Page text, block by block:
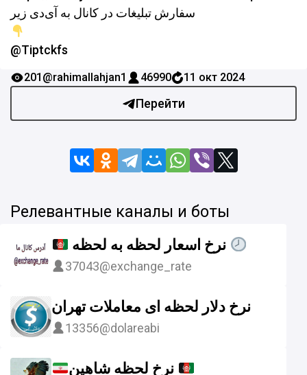
سفارش تبلیغات در کانال به آی‌دی زیر
@Tiptckfs
Перейти
201 @rahimallahjan1 46990 11 окт 2024
Релевантные каналы и боты
37043@exchange_rate
نرخ دلار لحظه ای معاملات تهران
13356@dolareabi